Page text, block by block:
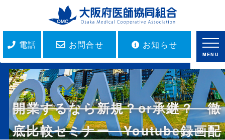
電話 お問合せ お知らせ
MENU
開業するなら新規？or承継？ 徹
底比較セミナー Youtube録画配